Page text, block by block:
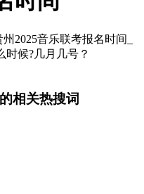
2025音乐联考报名时间_
候?几月几号？
相关热搜词